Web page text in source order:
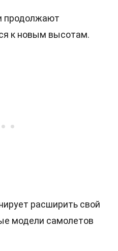
продолжают
к новым высотам.
расширить свой
модели самолетов